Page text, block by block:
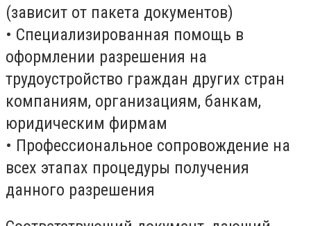
(зависит от пакета документов)
• Специализированная помощь в
оформлении разрешения на
трудоустройство граждан других стран
компаниям, организациям, банкам,
юридическим фирмам
• Профессиональное сопровождение на
всех этапах процедуры получения
данного разрешения